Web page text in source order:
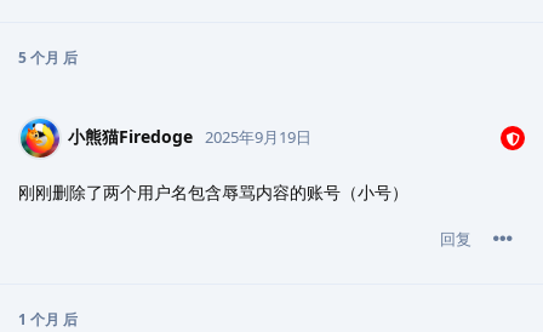
5 个月 后
小熊猫Firedoge 2025年9月19日
刚刚删除了两个用户名包含辱骂内容的账号（小号）
回复
1 个月 后